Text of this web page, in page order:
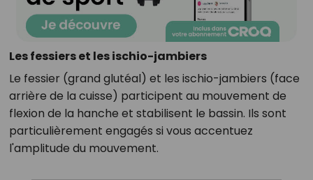
Les fessiers et les ischio-jambiers
Le fessier (grand glutéal) et les ischio-jambiers (face
arrière de la cuisse) participent au mouvement de
flexion de la hanche et stabilisent le bassin. Ils sont
particulièrement engagés si vous accentuez
l'amplitude du mouvement.